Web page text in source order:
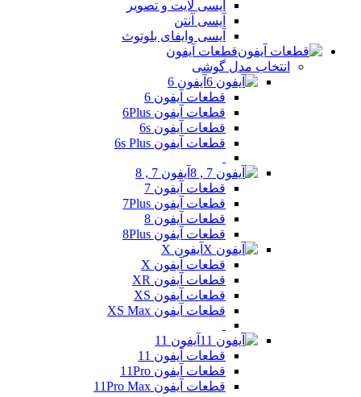
آیسی لایت و تصویر
آیسی آنتن
آیسی وایفای بلوتوث
قطعات آیفون
انتخاب مدل گوشی
آیفون 6
قطعات آیفون 6
قطعات آیفون 6Plus
قطعات آیفون 6s
قطعات آیفون 6s Plus
آیفون 7 , 8
قطعات آیفون 7
قطعات آیفون 7Plus
قطعات آیفون 8
قطعات آیفون 8Plus
آیفون X
قطعات آیفون X
قطعات آیفون XR
قطعات آیفون XS
قطعات آیفون XS Max
آیفون 11
قطعات آیفون 11
قطعات آیفون 11Pro
قطعات آیفون 11Pro Max